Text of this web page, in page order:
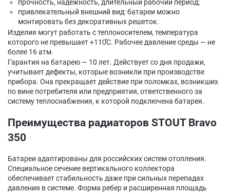
прочность, надежность, длительный рабочий период;
привлекательный внешний вид: батареи можно
монтировать без декоративных решеток.
Изделия могут работать с теплоносителем, температура
которого не превышает +110̊C. Рабочее давление среды — не
более 16 атм.
Гарантия на батарею — 10 лет. Действует со дня продажи,
учитывает дефекты, которые возникли при производстве
прибора. Она прекращает действие при поломках, возникших
по вине потребителя или предприятия, ответственного за
систему теплоснабжения, к которой подключена батарея.
Преимущества радиаторов STOUT Bravo
350
Батареи адаптированы для российских систем отопления.
Специальное сечение вертикального коллектора
обеспечивает стабильность даже при сильных перепадах
давления в системе. Форма ребер и расширенная площадь